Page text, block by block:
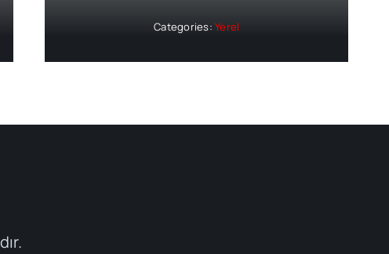
Categories:Yerel